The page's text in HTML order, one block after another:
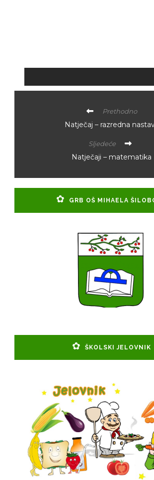
Prethodno
Natječaj – razredna
Sljedeće
Natječaji – matematika
GRB OŠ MIHAELA
ŠKOLSKI JELOVNIK